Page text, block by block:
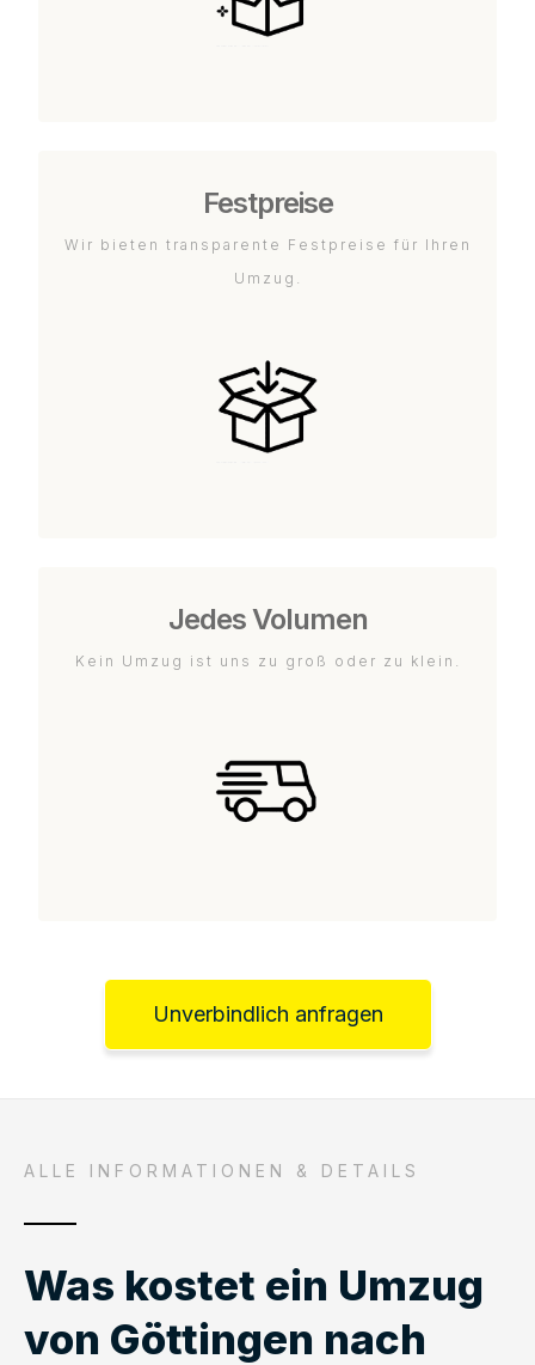
Festpreise
Wir bieten transparente Festpreise für Ihren
Umzug.
Jedes Volumen
Kein Umzug ist uns zu groß oder zu klein.
Unverbindlich anfragen
ALLE INFORMATIONEN & DETAILS
Was kostet ein Umzug
von Göttingen nach